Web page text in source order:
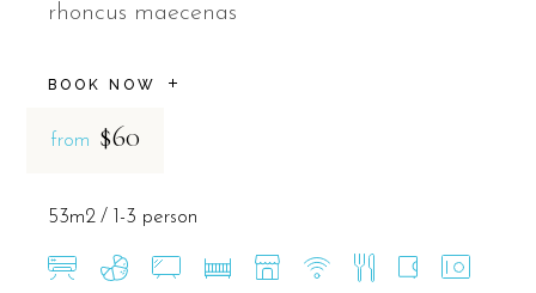
rhoncus maecenas
BOOK NOW
from $60
53m2 1-3 person